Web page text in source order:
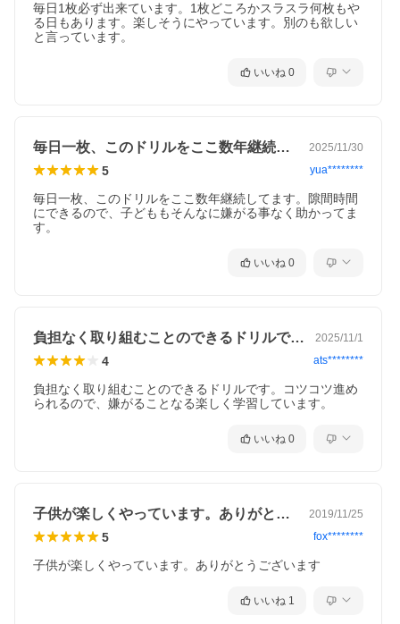
毎日1枚必ず出来ています。1枚どころかスラスラ何枚もや
る日もあります。楽しそうにやっています。別のも欲しい
と言っています。
いいね 0
毎日一枚、このドリルをここ数年継続して… 2025/11/30
5 yua********
毎日一枚、このドリルをここ数年継続してます。隙間時間
にできるので、子どももそんなに嫌がる事なく助かってま
す。
いいね 0
負担なく取り組むことのできるドリルです… 2025/11/1
4 ats********
負担なく取り組むことのできるドリルです。コツコツ進め
られるので、嫌がることなる楽しく学習しています。
いいね 0
子供が楽しくやっています。ありがとうご… 2019/11/25
5 fox********
子供が楽しくやっています。ありがとうございます
いいね 1